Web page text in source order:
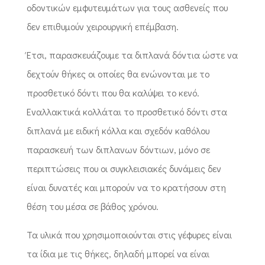
οδοντικών εμφυτευμάτων για τους ασθενείς που
δεν επιθυμούν χειρουργική επέμβαση.
Έτσι, παρασκευάζουμε τα διπλανά δόντια ώστε να
δεχτούν θήκες οι οποίες θα ενώνονται με το
προσθετικό δόντι που θα καλύψει το κενό.
Εναλλακτικά κολλάται το προσθετικό δόντι στα
διπλανά με ειδική κόλλα και σχεδόν καθόλου
παρασκευή των διπλανων δόντιων, μόνο σε
περιπτώσεις που οι συγκλεισιακές δυνάμεις δεν
είναι δυνατές και μπορούν να το κρατήσουν στη
θέση του μέσα σε βάθος χρόνου.
Τα υλικά που χρησιμοποιούνται στις γέφυρες είναι
τα ίδια με τις θήκες, δηλαδή μπορεί να είναι